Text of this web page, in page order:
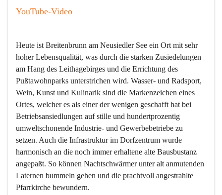
YouTube-Video
Heute ist Breitenbrunn am Neusiedler See ein Ort mit sehr
hoher Lebensqualität, was durch die starken Zusiedelungen
am Hang des Leithagebirges und die Errichtung des
Pußtawohnparks unterstrichen wird. Wasser- und Radsport,
Wein, Kunst und Kulinarik sind die Markenzeichen eines
Ortes, welcher es als einer der wenigen geschafft hat bei
Betriebsansiedlungen auf stille und hundertprozentig
umweltschonende Industrie- und Gewerbebetriebe zu
setzen. Auch die Infrastruktur im Dorfzentrum wurde
harmonisch an die noch immer erhaltene alte Bausbustanz
angepaßt. So können Nachtschwärmer unter alt anmutenden
Laternen bummeln gehen und die prachtvoll angestrahlte
Pfarrkirche bewundern.